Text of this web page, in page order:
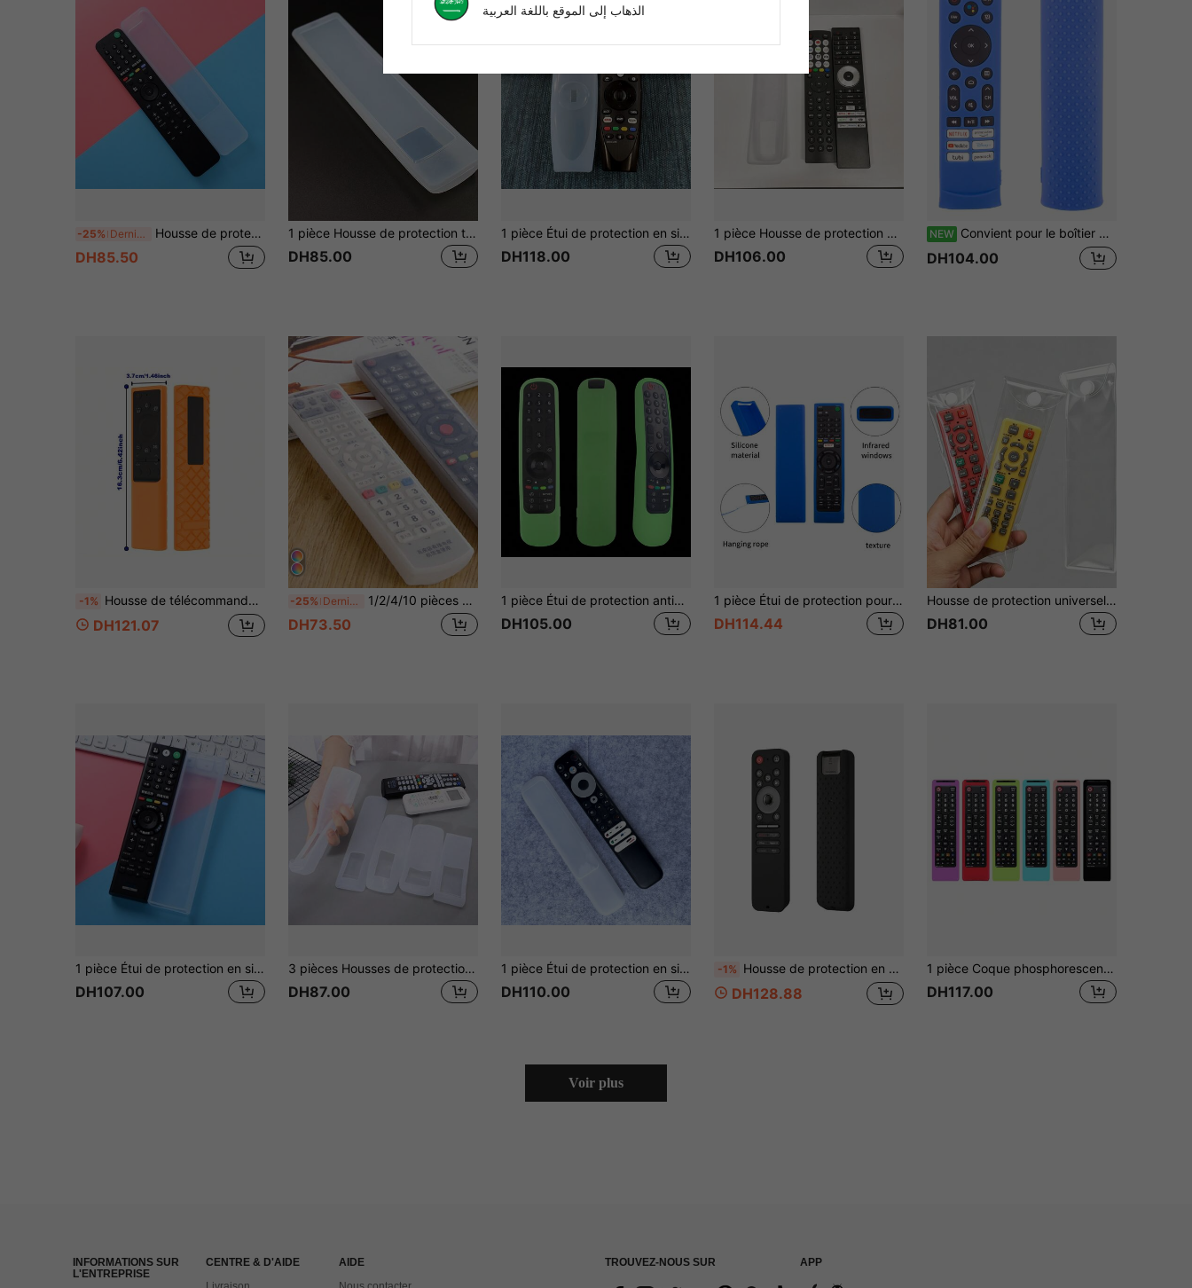
-25% Derniers 3 jours Housse de protection en silicone renforcée anti-chute pour télécommande, pour l'école, le bureau, la maison, les voyages, les sacs, l'organisation, l'isolation, la Saint-Valentin, les chiots, le carnaval, les décorations de fête, la décoration de cuisine, les articles ménagers, les cadeaux pour la fête des mères, la décoration de chambre, le jardin, la décoration de cuisine, l'été, la plage, les articles de voyage essentiels, la décoration de la chambre, les jouets antistress, la remise des diplômes
DH85.50
1 pièce Housse de protection transparente pour télécommande, protecteur de télécommande en silicone transparent, pour la maison, l'école, le bureau, la maison, les voyages, les sacs, l'organisation, le rangement, la décoration de cuisine, les articles ménagers, le cadeau de la fête des mères, la décoration de chambre, le jardin, la décoration de cuisine, l'été, la plage, les essentiels de voyage, la décoration de la chambre, le squishy, la remise des diplômes
DH85.00
1 pièce Étui de protection en silicone transparent haute définition anti-chute épais pour télécommande de télévision, sac, organisateur, isolation de stockage, Saint-Valentin, chiot, carnaval, décorations de fête, décoration de cuisine, articles ménagers, cadeau pour la fête des mères, décoration de chambre, jardin, décoration de cuisine, été, plage, articles de voyage, décoration de chambre, jouet antistress, remise des diplômes
DH118.00
1 pièce Housse de protection en silicone pour télécommande de télévision de 21 cm, haute définition, décoration de cuisine, articles ménagers, cadeau pour la fête des mères, décoration de chambre, jardin, décoration de cuisine, été, plage, articles de voyage, décoration de chambre, antistress, remise des diplômes
DH106.00
NEW Convient pour le boîtier de protection de la télécommande TV; Compatible avec le boîtier de protection en silicone de la télécommande TV ERF3A90; Boîtier de protection antidérapant et antichute
DH104.00
-1% Housse de télécommande en silicone, anti-poussière et anti-chute. Facile à nettoyer, phosphorescente et protection inoffensive pour votre télécommande.
DH121.07
-25% Derniers 3 jours 1/2/4/10 pièces Housses de protection en silicone transparent pour télécommande, paquet individuel, housses anti-poussière, convient pour la maison, l'école, le bureau, les voyages, le rangement et l'organisation
DH73.50
1 pièce Étui de protection antichute en silicone pour télécommande de télévision, convient pour MR21GA/MR21GC/MR23GA, cadeau pour la fête des mères, décoration de chambre, jardin, décoration de cuisine, été, plage, accessoires de voyage, décoration de chambre, mou, remise des diplômes
DH105.00
1 pièce Étui de protection pour télécommande TV, compatible avec RMF-TX300P/RMF-TX200P/RMF-TX31E, protection antidérapante d'origine, Fête des femmes, Essentiels de voyage, Cadeaux de mariage, Y2k, Chambre à coucher, Accessoires pour voiture pour femmes, Décoration de cuisine, Cadeau fête des mères, Décoration de chambre, Jardin, Décoration de cuisine, Été, Plage, Essentiels de voyage, Décoration de chambre, Squishy, Remise des diplômes
DH114.44
Housse de protection universelle pour télécommande - Coque de protection transparente anti-poussière et étanche, convient pour TV, climatiseur, télécommandes de maison, sac de film rétractable, housse de protection transparente anti-poussière, accessoires de télécommande de maison, housse de protection en plastique souple réutilisable pour télécommande
DH81.00
1 pièce Étui de protection en silicone pour télécommande de télévision, isolation haute définition à couverture complète, Galentines, Chiot, Carnaval, Décorations de fête, Décoration de cuisine, Articles ménagers, Cadeau pour la fête des mères, Décoration de chambre, Jardin, Décoration de cuisine, Été, Plage, Essentiels de voyage, Décoration de chambre, Squishy, Remise des diplômes
DH107.00
3 pièces Housses de protection transparentes pour télécommandes, Manchons amovibles anti-poussière & imperméables pour télécommandes AC/TV
DH87.00
1 pièce Étui de protection en silicone anti-chute pour télécommande TV de 20 cm, sac, organisateur, isolation de stockage, Saint-Valentin, chiot, carnaval, décorations de fête, décoration de cuisine, articles ménagers, cadeau pour la fête des mères, décoration de chambre, jardin, décoration de cuisine, été, plage, articles de voyage essentiels, décoration de chambre, jouet antistress, remise des diplômes
DH110.00
-1% Housse de protection en silicone pour télécommande TV MR25GA
DH128.88
1 pièce Coque phosphorescente pour télécommande Samsung TV - Compatible avec les modèles BN59-01199F, BN59-01289A, BN59-01301A, BN59-01315A, BN59-00666A, BN59-00741A - Housse de remplacement universelle en silicone avec cordon lumineux
DH117.00
Voir plus
INFORMATIONS SUR
L'ENTREPRISE
CENTRE & D'AIDE
AIDE
TROUVEZ-NOUS SUR APP
الذهاب إلى الموقع باللغة العربية